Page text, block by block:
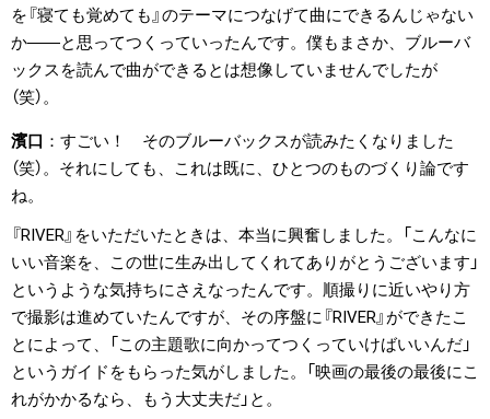
を『寝ても覚めても』のテーマにつなげて曲にできるんじゃない
か――と思ってつくっていったんです。僕もまさか、ブルーバ
ックスを読んで曲ができるとは想像していませんでしたが
（笑）。
濱口
すごい！ そのブルーバックスが読みたくなりました
（笑）。それにしても、これは既に、ひとつのものづくり論です
ね。
『RIVER』をいただいたときは、本当に興奮しました。「こんなに
いい音楽を、この世に生み出してくれてありがとうございます」
というような気持ちにさえなったんです。順撮りに近いやり方
で撮影は進めていたんですが、その序盤に『RIVER』ができたこ
とによって、「この主題歌に向かってつくっていけばいいんだ」
というガイドをもらった気がしました。「映画の最後の最後にこ
れがかかるなら、もう大丈夫だ」と。